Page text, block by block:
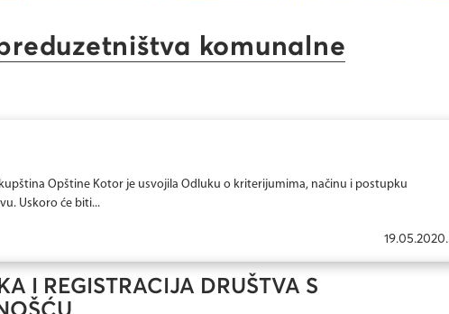
komunalne
Opštine Kotor je usvojila Odluku o kriterijumima, načinu i postupku
Uskoro će biti...
19.05.2020.
I REGISTRACIJA DRUŠTVA S